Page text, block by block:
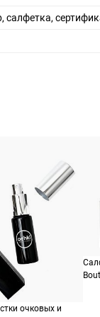
7 шоссе 15,
очковых и